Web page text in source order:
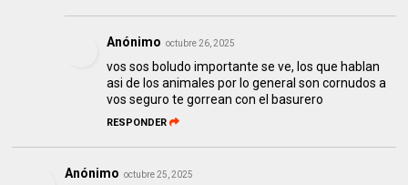
Anónimo octubre 26, 2025
vos sos boludo importante se ve, los que hablan
asi de los animales por lo general son cornudos a
vos seguro te gorrean con el basurero
RESPONDER
Anónimo octubre 25, 2025